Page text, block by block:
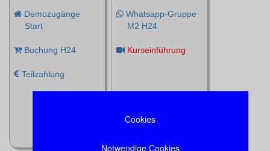
Cookies
Notwendige Cookies
Demozugänge
Start
Buchung H24
Teilzahlung
Whatsapp-Gruppe
M2 H24
Kurseinführung